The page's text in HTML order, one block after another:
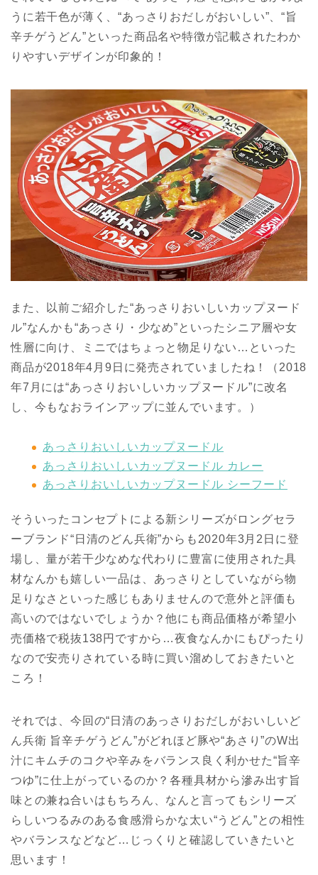
うに若干色が薄く、“あっさりおだしがおいしい”、“旨
辛チゲうどん”といった商品名や特徴が記載されたわか
りやすいデザインが印象的！
また、以前ご紹介した“あっさりおいしいカップヌード
ル”なんかも“あっさり・少なめ”といったシニア層や女
性層に向け、ミニではちょっと物足りない…といった
商品が2018年4月9日に発売されていましたね！（2018
年7月には“あっさりおいしいカップヌードル”に改名
し、今もなおラインアップに並んでいます。）
あっさりおいしいカップヌードル
あっさりおいしいカップヌードル カレー
あっさりおいしいカップヌードル シーフード
そういったコンセプトによる新シリーズがロングセラ
ーブランド“日清のどん兵衛”からも2020年3月2日に登
場し、量が若干少なめな代わりに豊富に使用された具
材なんかも嬉しい一品は、あっさりとしていながら物
足りなさといった感じもありませんので意外と評価も
高いのではないでしょうか？他にも商品価格が希望小
売価格で税抜138円ですから…夜食なんかにもぴったり
なので安売りされている時に買い溜めしておきたいと
ころ！
それでは、今回の“日清のあっさりおだしがおいしいど
ん兵衛 旨辛チゲうどん”がどれほど豚や“あさり”のW出
汁にキムチのコクや辛みをバランス良く利かせた“旨辛
つゆ”に仕上がっているのか？各種具材から滲み出す旨
味との兼ね合いはもちろん、なんと言ってもシリーズ
らしいつるみのある食感滑らかな太い“うどん”との相性
やバランスなどなど…じっくりと確認していきたいと
思います！